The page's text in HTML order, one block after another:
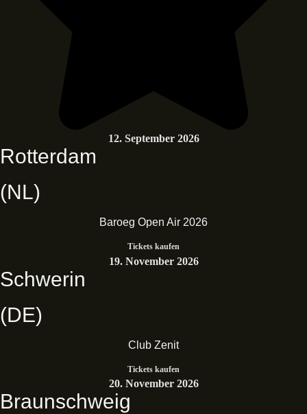
12. September 2026
Rotterdam
(NL)
Baroeg Open Air 2026
Tickets kaufen
19. November 2026
Schwerin
(DE)
Club Zenit
Tickets kaufen
20. November 2026
Braunschweig